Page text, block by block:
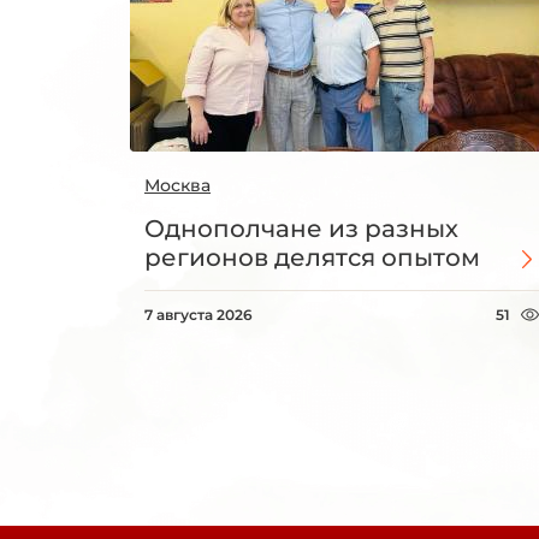
Москва
Однополчане из разных
регионов делятся опытом
7 августа 2026 51